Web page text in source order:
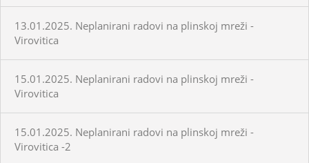
13.01.2025. Neplanirani radovi na plinskoj mreži -
Virovitica
15.01.2025. Neplanirani radovi na plinskoj mreži -
Virovitica
15.01.2025. Neplanirani radovi na plinskoj mreži -
Virovitica -2